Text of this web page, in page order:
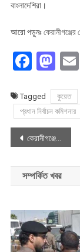
বাংলাদেশিরা।
আরো পড়ুনঃকেরানীগঞ্জের
Tagged কুয়েত
প্রধান নির্বাচন কমিশনার
Post
কেরানীগঞ্জের কেন্দ্রীয় কারাগারে যাবজ্জীবন সাজাপ্রাপ্ত বন্দির মৃত্যু
সম্পর্কিত খবর